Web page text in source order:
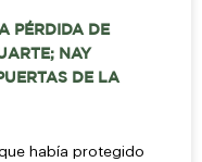
PÉRDIDA DE
NAY
DE LA
había protegido